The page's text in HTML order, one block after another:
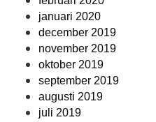
januari 2020
december 2019
november 2019
oktober 2019
september 2019
augusti 2019
juli 2019